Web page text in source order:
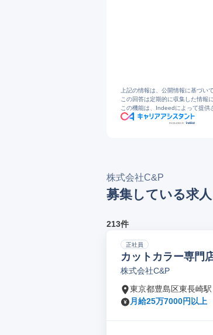
https://
上記の情報は、公開情報に基づ
この回答は定期的に収集した情報
この機能は、Indeedによって提供
株式会社C&P
募集している求人
213件
正社員
カットカラー専門
株式会社C&P
東京都豊島区東長崎駅
月給25万7000円以上